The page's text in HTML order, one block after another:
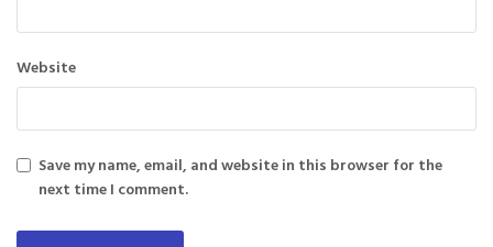
Website
Save my name, email, and website in this browser for the
next time I comment.